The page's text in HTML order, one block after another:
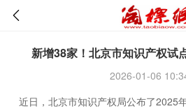
新增38家！北京市知识产权试
2026-01-06
近日，北京市知识产权局公布了2025